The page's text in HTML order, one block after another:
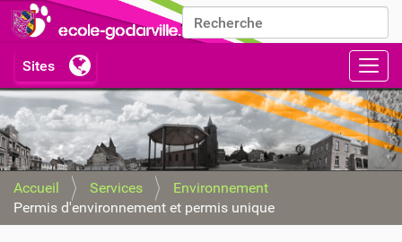
Chercher par
Recherche avancée…
Accueil Services
Environnement
Permis d'environnement et permis unique